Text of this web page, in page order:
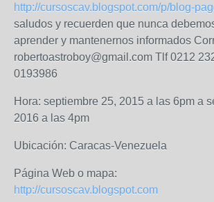
http://cursoscav.blogspot.com/p/blog-
saludos y recuerden que nunca
aprender y mantenernos informados
robertoastroboy@gmail.com Tlf 0212
0193986
Hora: septiembre 25, 2015 a las 6pm a
2016 a las 4pm
Ubicación: Caracas-Venezuela
Página Web o mapa:
http://cursoscav.blogspot.com